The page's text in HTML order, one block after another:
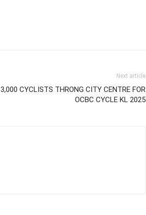
Next article
3,000 CYCLISTS THRONG CITY CENTRE FOR
OCBC CYCLE KL 2025